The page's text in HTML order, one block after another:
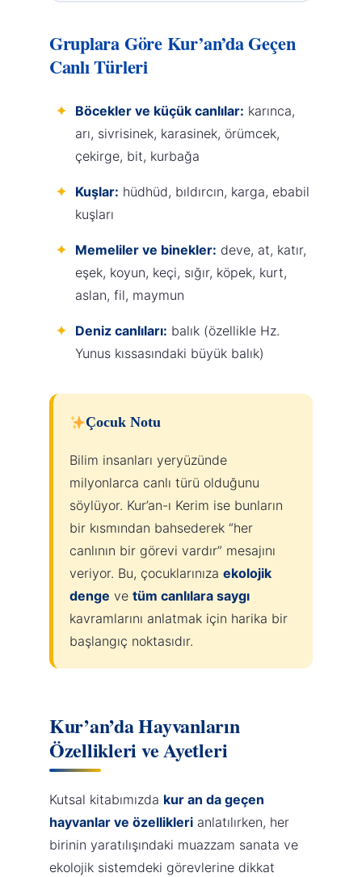
Gruplara Göre Kur’an’da Geçen
Canlı Türleri
Böcekler ve küçük canlılar: karınca,
arı, sivrisinek, karasinek, örümcek,
çekirge, bit, kurbağa
Kuşlar: hüdhüd, bıldırcın, karga, ebabil
kuşları
Memeliler ve binekler: deve, at, katır,
eşek, koyun, keçi, sığır, köpek, kurt,
aslan, fil, maymun
Deniz canlıları: balık (özellikle Hz.
Yunus kıssasındaki büyük balık)
Çocuk Notu
Bilim insanları yeryüzünde
milyonlarca canlı türü olduğunu
söylüyor. Kur’an-ı Kerim ise bunların
bir kısmından bahsederek “her
canlının bir görevi vardır” mesajını
veriyor. Bu, çocuklarınıza ekolojik
denge ve tüm canlılara saygı
kavramlarını anlatmak için harika bir
başlangıç noktasıdır.
Kur’an’da Hayvanların
Özellikleri ve Ayetleri
Kutsal kitabımızda kur an da geçen
hayvanlar ve özelliklerianlatılırken, her
birinin yaratılışındaki muazzam sanata ve
ekolojik sistemdeki görevlerine dikkat